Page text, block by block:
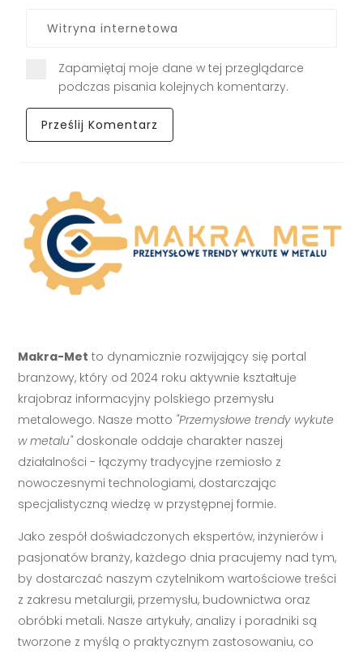
Zapamiętaj moje dane w tej przeglądarce
podczas pisania kolejnych komentarzy.
Makra-Met to dynamicznie rozwijający się portal
branżowy, który od 2024 roku aktywnie kształtuje
krajobraz informacyjny polskiego przemysłu
metalowego. Nasze motto "Przemysłowe trendy wykute
w metalu"doskonale oddaje charakter naszej
działalności - łączymy tradycyjne rzemiosło z
nowoczesnymi technologiami, dostarczając
specjalistyczną wiedzę w przystępnej formie.
Jako zespół doświadczonych ekspertów, inżynierów i
pasjonatów branży, każdego dnia pracujemy nad tym,
by dostarczać naszym czytelnikom wartościowe treści
z zakresu metalurgii, przemysłu, budownictwa oraz
obróbki metali. Nasze artykuły, analizy i poradniki są
tworzone z myślą o praktycznym zastosowaniu, co